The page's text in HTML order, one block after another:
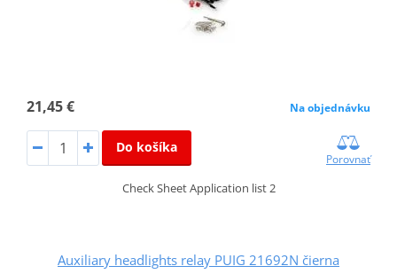
21,45 € Na objednávku
Do košíka
Porovnať
Check Sheet Application list 2
Auxiliary headlights relay PUIG 21692N čierna